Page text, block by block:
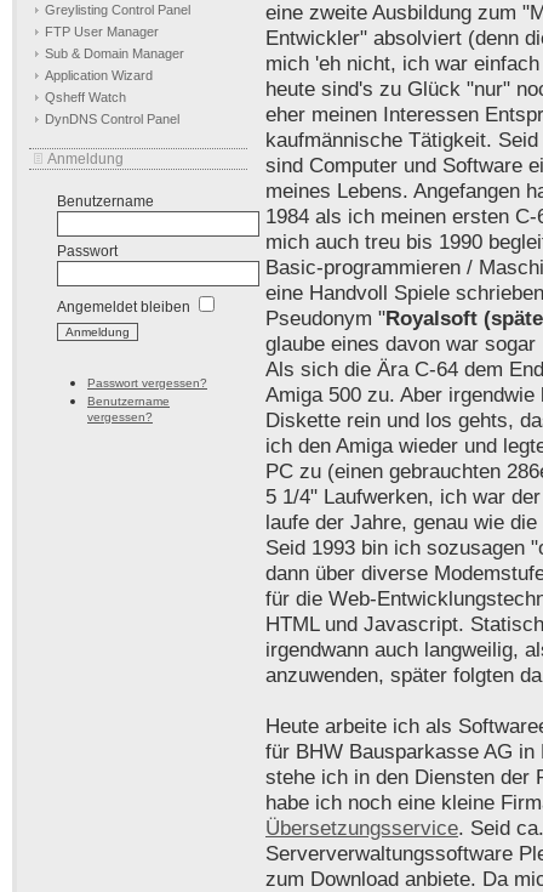
Greylisting Control Panel
FTP User Manager
Sub & Domain Manager
Application Wizard
Qsheff Watch
DynDNS Control Panel
Anmeldung
Benutzername
Passwort
Angemeldet bleiben
Passwort vergessen?
Benutzername
vergessen?
eine zweite Ausbildung zum
Entwickler" absolviert (denn
mich 'eh nicht, ich war
heute sind's zu Glück "nur"
eher meinen Interessen
kaufmännische Tätigkeit.
sind Computer und Software
meines Lebens. Angefangen
1984 als ich meinen ersten
mich auch treu bis 1990
Basic-programmieren /
eine Handvoll Spiele
Pseudonym "Royalsoft
glaube eines davon war
Als sich die Ära C-64 dem
Amiga 500 zu. Aber
Diskette rein und los gehts,
ich den Amiga wieder und
PC zu (einen gebrauchten
5 1/4" Laufwerken, ich war
laufe der Jahre, genau wie
Seid 1993 bin ich sozusagen
dann über diverse
für die Web-
HTML und Javascript.
irgendwann auch langweilig,
anzuwenden, später folgten
Heute arbeite ich als
für BHW Bausparkasse AG
stehe ich in den Diensten der
habe ich noch eine kleine
Übersetzungsservice. Seid
Serververwaltungssoftware
zum Download anbiete. Da